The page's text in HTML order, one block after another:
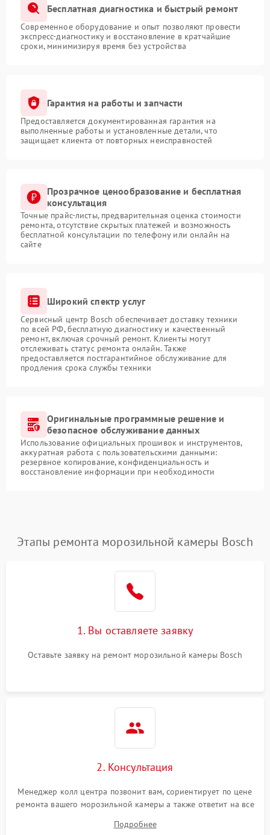
Бесплатная диагностика и быстрый ремонт
Современное оборудование и опыт позволяют провести
экспресс-диагностику и восстановление в кратчайшие
сроки, минимизируя время без устройства
Гарантия на работы и запчасти
Предоставляется документированная гарантия на
выполненные работы и установленные детали, что
защищает клиента от повторных неисправностей
Прозрачное ценообразование и бесплатная
консультация
Точные прайс-листы, предварительная оценка стоимости
ремонта, отсутствие скрытых платежей и возможность
бесплатной консультации по телефону или онлайн на
сайте
Широкий спектр услуг
Сервисный центр Bosch обеспечивает доставку техники
по всей РФ, бесплатную диагностику и качественный
ремонт, включая срочный ремонт. Клиенты могут
отслеживать статус ремонта онлайн. Также
предоставляется постгарантийное обслуживание для
продления срока службы техники
Оригинальные программные решение и
безопасное обслуживание данных
Использование официальных прошивок и инструментов,
аккуратная работа с пользовательскими данными:
резервное копирование, конфиденциальность и
восстановление информации при необходимости
Этапы ремонта морозильной камеры Bosch
1. Вы оставляете заявку
Оставьте заявку на ремонт морозильной камеры Bosch
2. Консультация
Менеджер колл центра позвонит вам, сориентирует по цене
ремонта вашего морозильной камеры а также ответит на все
Подробнее